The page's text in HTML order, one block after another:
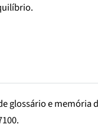
glossário e